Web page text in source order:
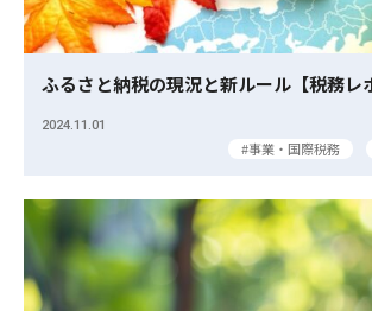
ふるさと納税の現況と新ルール【税務レ
2024.11.01
事業・国際税務